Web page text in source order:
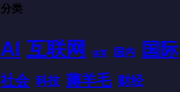
分类
AI 互联网 体育 国内 国际
社会 科技 薅羊毛 财经